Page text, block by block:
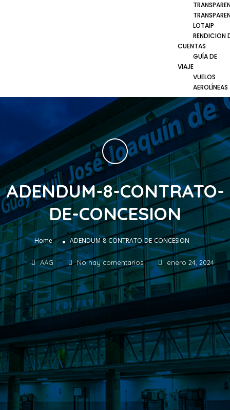
LOTAIP
RENDICION
CUENTAS
GUÍA DE
VIAJE
VUELOS
AEROLÍNEAS
ADENDUM-8-CONTRATO-
DE-CONCESION
Home » ADENDUM-8-CONTRATO-DE-CONCESION
AAG No hay comentarios enero 24, 2024